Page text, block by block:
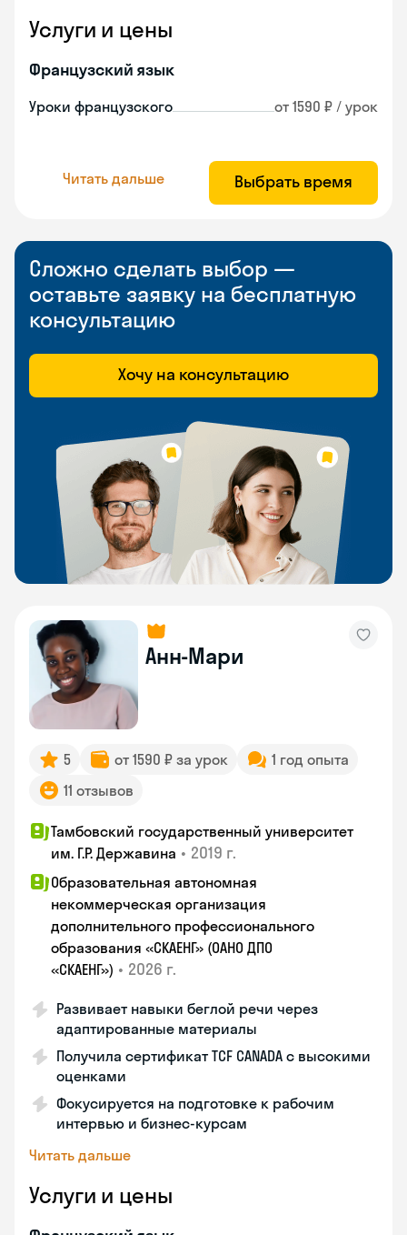
Услуги и цены
Французский язык
Уроки французского от 1590 ₽ / урок
Читать дальше Выбрать время
Сложно сделать выбор —
оставьте заявку на бесплатную
консультацию
Хочу на консультацию
Анн-Мари
5 от 1590 ₽ за урок
1 год опыта
11 отзывов
Тамбовский государственный университет
им. Г.Р. Державина • 2019 г.
Образовательная автономная
некоммерческая организация
дополнительного профессионального
образования «СКАЕНГ» (ОАНО ДПО
«СКАЕНГ») • 2026 г.
Развивает навыки беглой речи через
адаптированные материалы
Получила сертификат TCF CANADA с высокими
оценками
Фокусируется на подготовке к рабочим
интервью и бизнес-курсам
Читать дальше
Услуги и цены